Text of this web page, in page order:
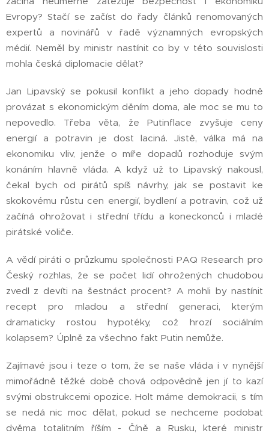
Evropy? Stačí se začíst do řady článků renomovaných
expertů a novinářů v řadě významných evropských
médií. Neměl by ministr nastínit co by v této souvislosti
mohla česká diplomacie dělat?
Jan Lipavský se pokusil konflikt a jeho dopady hodně
provázat s ekonomickým děním doma, ale moc se mu to
nepovedlo. Třeba věta, že Putinflace zvyšuje ceny
energií a potravin je dost laciná. Jistě, válka má na
ekonomiku vliv, jenže o míře dopadů rozhoduje svým
konáním hlavně vláda. A když už to Lipavský nakousl,
čekal bych od pirátů spíš návrhy, jak se postavit ke
skokovému růstu cen energií, bydlení a potravin, což už
začíná ohrožovat i střední třídu a koneckonců i mladé
pirátské voliče.
A vědí piráti o průzkumu společnosti PAQ Research pro
Český rozhlas, že se počet lidí ohrožených chudobou
zvedl z devíti na šestnáct procent? A mohli by nastínit
recept pro mladou a střední generaci, kterým
dramaticky rostou hypotéky, což hrozí sociálním
kolapsem? Úplně za všechno fakt Putin nemůže.
Zajímavé jsou i teze o tom, že se naše vláda i v nynější
mimořádně těžké době chová odpovědně jen jí to kazí
svými obstrukcemi opozice. Holt máme demokracii, s tím
se nedá nic moc dělat, pokud se nechceme podobat
dvěma totalitním říším - Číně a Rusku, které ministr